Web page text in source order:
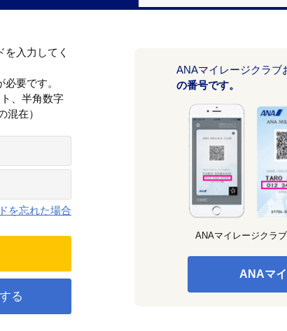
入力してく
要です。
、半角数字
混在）
を忘れた場合
る
ANAマイレージクラブ
の番号です。
ANAマイレージクラ
ANAマ